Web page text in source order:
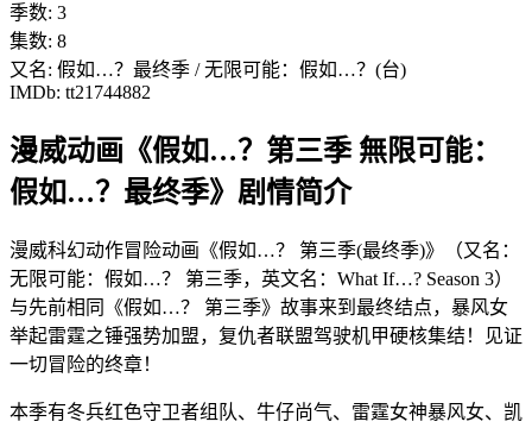
季数: 3
集数: 8
又名: 假如…？最终季 / 无限可能：假如…？(台)
IMDb: tt21744882
漫威动画《假如…？第三季 無限可能：
假如…？最终季》剧情简介
漫威科幻动作冒险动画《假如…？ 第三季(最终季)》（又名：
无限可能：假如…？ 第三季，英文名：What If…? Season 3）
与先前相同《假如…？ 第三季》故事来到最终结点，暴风女
举起雷霆之锤强势加盟，复仇者联盟驾驶机甲硬核集结！见证
一切冒险的终章！
本季有冬兵红色守卫者组队、牛仔尚气、雷霆女神暴风女、凯